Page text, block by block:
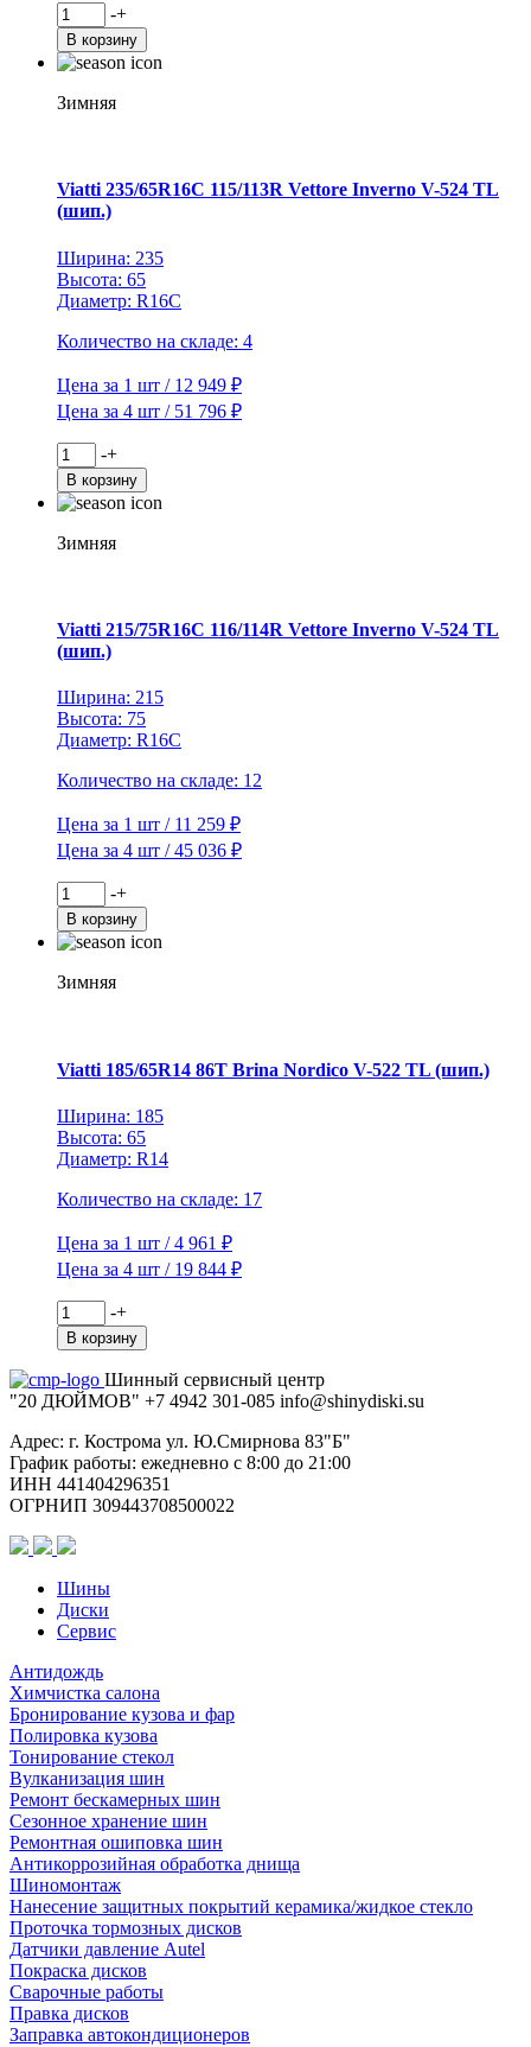
Количество
товара
Viatti
175/70R13
82T
522
TL
(шип.)
-+
В корзину
Зимняя
Viatti 235/65R16C 115/113R Vettore Inverno V-524 TL
(шип.)
Ширина: 235
Высота: 65
Диаметр: R16C
Количество на складе: 4
Цена за 1 шт / 12 949 ₽
Цена за 4 шт / 51 796 ₽
Количество
товара
Viatti
235/65R16C
115/113R
524
TL
(шип.)
-+
В корзину
Зимняя
Viatti 215/75R16C 116/114R Vettore Inverno V-524 TL
(шип.)
Ширина: 215
Высота: 75
Диаметр: R16C
Количество на складе: 12
Цена за 1 шт / 11 259 ₽
Цена за 4 шт / 45 036 ₽
Количество
товара
Viatti
215/75R16C
116/114R
524
TL
-+
В корзину
Зимняя
Viatti 185/65R14 86T Brina Nordico V-522 TL (шип.)
Ширина: 185
Высота: 65
Диаметр: R14
Количество на складе: 17
Цена за 1 шт / 4 961 ₽
Цена за 4 шт / 19 844 ₽
Количество
товара
Viatti
185/65R14
86T
Nordico
V-
522
TL
-+
В корзину
Шинный сервисный центр
"20 ДЮЙМОВ" +7 4942 301-085 info@shinydiski.su
Адрес: г. Кострома ул. Ю.Смирнова 83"Б"
График работы: ежедневно с 8:00 до 21:00
ИНН 441404296351
ОГРНИП 309443708500022
Шины
Диски
Сервис
Антидождь
Химчистка салона
Бронирование кузова и фар
Полировка кузова
Тонирование стекол
Вулканизация шин
Ремонт бескамерных шин
Сезонное хранение шин
Ремонтная ошиповка шин
Антикоррозийная обработка днища
Шиномонтаж
Нанесение защитных покрытий керамика/жидкое стекло
Проточка тормозных дисков
Датчики давление Autel
Покраска дисков
Сварочные работы
Правка дисков
Заправка автокондиционеров